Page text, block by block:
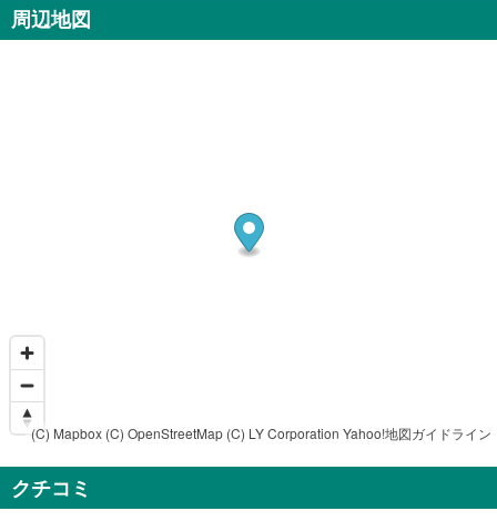
周辺地図
(C) Mapbox (C) OpenStreetMap (C) LY Corporation Yahoo!地図ガイドライン
クチコミ